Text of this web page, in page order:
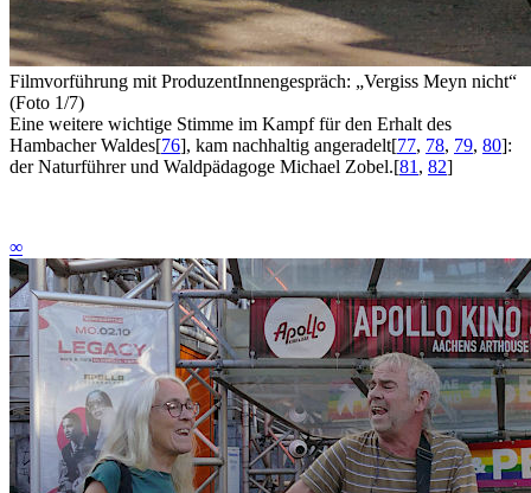
Filmvorführung mit ProduzentInnengespräch: „Vergiss Meyn nicht“
(Foto 1/7)
Eine weitere wichtige Stimme im Kampf für den Erhalt des
Hambacher Waldes[76], kam nachhaltig angeradelt[77, 78, 79, 80]:
der Naturführer und Waldpädagoge Michael Zobel.[81 , 82]
∞